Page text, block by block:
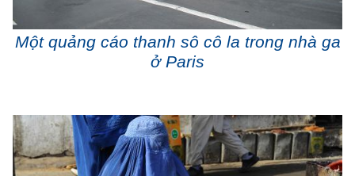
Một quảng cáo thanh sô cô la trong nhà ga
ở Paris